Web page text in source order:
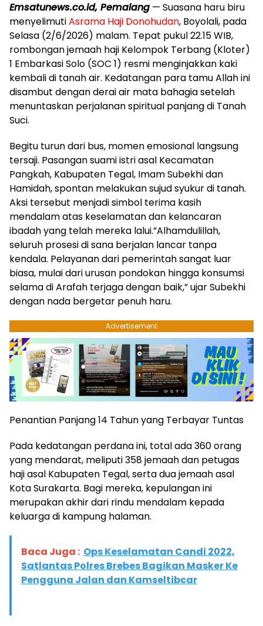
Emsatunews.co.id, Pemalang — Suasana haru biru
menyelimutiAsrama Haji Donohudan, Boyolali, pada
Selasa (2/6/2026) malam. Tepat pukul 22.15 WIB,
rombongan jemaah haji Kelompok Terbang (Kloter)
1 Embarkasi Solo (SOC 1) resmi menginjakkan kaki
kembali di tanah air. Kedatangan para tamu Allah ini
disambut dengan derai air mata bahagia setelah
menuntaskan perjalanan spiritual panjang di Tanah
Suci.
​Begitu turun dari bus, momen emosional langsung
tersaji. Pasangan suami istri asal Kecamatan
Pangkah, Kabupaten Tegal, Imam Subekhi dan
Hamidah, spontan melakukan sujud syukur di tanah.
Aksi tersebut menjadi simbol terima kasih
mendalam atas keselamatan dan kelancaran
ibadah yang telah mereka lalui.”Alhamdulillah,
seluruh prosesi di sana berjalan lancar tanpa
kendala. Pelayanan dari pemerintah sangat luar
biasa, mulai dari urusan pondokan hingga konsumsi
selama di Arafah terjaga dengan baik,” ujar Subekhi
dengan nada bergetar penuh haru.
Advertisement
​Penantian Panjang 14 Tahun yang Terbayar Tuntas
​Pada kedatangan perdana ini, total ada 360 orang
yang mendarat, meliputi 358 jemaah dan petugas
haji asal Kabupaten Tegal, serta dua jemaah asal
Kota Surakarta. Bagi mereka, kepulangan ini
merupakan akhir dari rindu mendalam kepada
keluarga di kampung halaman.
Baca Juga : Ops Keselamatan Candi 2022,
Satlantas Polres Brebes Bagikan Masker Ke
Pengguna Jalan dan Kamseltibcar